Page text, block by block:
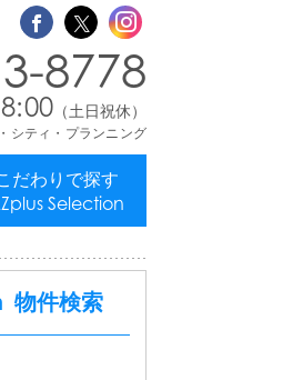
だわりで探す
Selection
8778
（土日祝休）
シティ・プランニング
物件検索